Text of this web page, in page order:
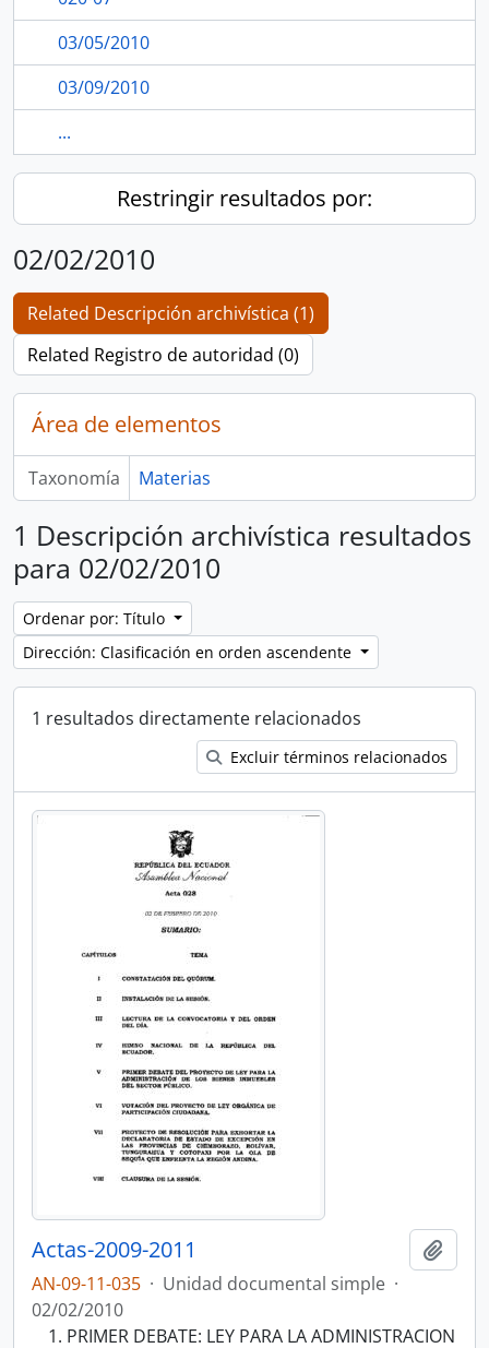
03/05/2010
03/09/2010
...
Restringir resultados por:
02/02/2010
Related Descripción archivística (1)
Related Registro de autoridad (0)
Área de elementos
Taxonomía Materias
1 Descripción archivística resultados
para 02/02/2010
Ordenar por: Título
Dirección: Clasificación en orden ascendente
1 resultados directamente relacionados
Excluir términos relacionados
Actas-2009-2011
AN-09-11-035 · Unidad documental simple ·
02/02/2010
PRIMER DEBATE: LEY PARA LA ADMINISTRACION